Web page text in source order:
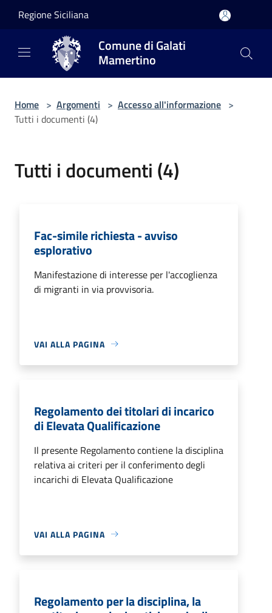
Regione Siciliana
Comune di Galati
Mamertino
Home > Argomenti > Accesso all'informazione >
Tutti i documenti (4)
Tutti i documenti (4)
Fac-simile richiesta - avviso
esplorativo
Manifestazione di interesse per l'accoglienza
di migranti in via provvisoria.
VAI ALLA PAGINA
Regolamento dei titolari di incarico
di Elevata Qualificazione
Il presente Regolamento contiene la disciplina
relativa ai criteri per il conferimento degli
incarichi di Elevata Qualificazione
VAI ALLA PAGINA
Regolamento per la disciplina, la